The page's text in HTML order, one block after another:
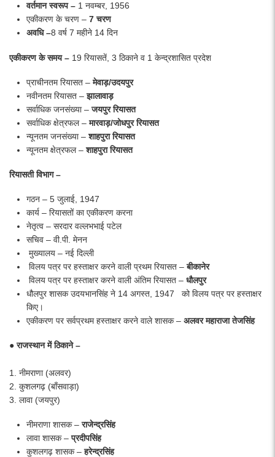
वर्तमान स्वरूप – 1 नवम्बर, 1956
एकीकरण के चरण – 7 चरण
अवधि –8 वर्ष 7 महीने 14 दिन
एकीकरण के समय – 19 रियासतें, 3 ठिकाने व 1 केन्द्रशासित प्रदेश
प्राचीनतम रियासत –मेवाड़/उदयपुर
नवीनतम रियासत –झालावाड़
सर्वाधिक जनसंख्या –जयपुर रियासत
सर्वाधिक क्षेत्रफल –मारवाड़/जोधपुर रियासत
न्यूनतम जनसंख्या –शाहपुरा रियासत
न्यूनतम क्षेत्रफल –शाहपुरा रियासत
रियासती विभाग –
गठन – 5 जुलाई, 1947
कार्य – रियासतों का एकीकरण करना
नेतृत्व – सरदार वल्लभभाई पटेल
सचिव – वी.पी. मेनन
मुख्यालय – नई दिल्ली
विलय पत्र पर हस्ताक्षर करने वाली प्रथम रियासत –बीकानेर
विलय पत्र पर हस्ताक्षर करने वाली अंतिम रियासत – धौलपुर
धौलपुर शासक उदयभानसिंह ने 14 अगस्त, 1947 को विलय पत्र पर हस्ताक्षर
किए।
एकीकरण पर सर्वप्रथम हस्ताक्षर करने वाले शासक – अलवर महाराजा तेजसिंह
● राजस्थान में ठिकाने –
1. नीमराणा (अलवर)
2. कुशलगढ़ (बाँसवाड़ा)
3. लावा (जयपुर)
नीमराणा शासक –राजेन्द्रसिंह
लावा शासक –प्रदीपसिंह
कुशलगढ़ शासक –हरेन्द्रसिंह